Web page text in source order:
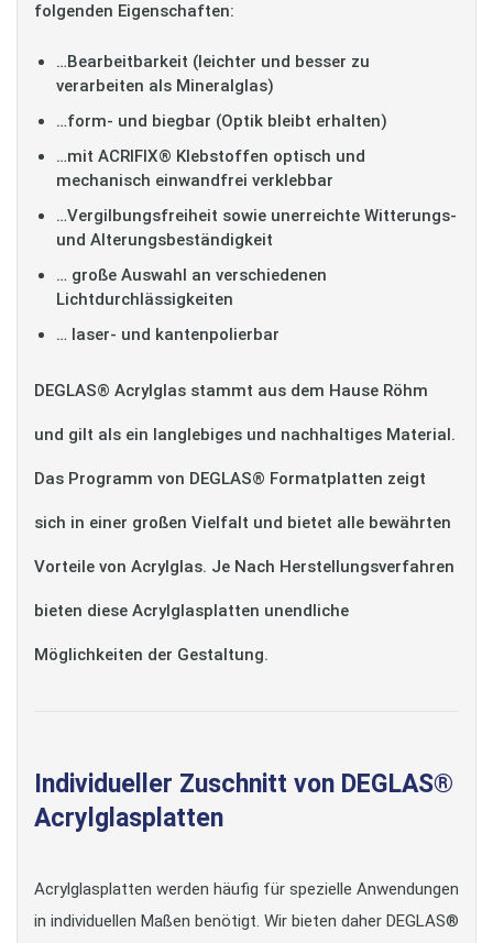
folgenden Eigenschaften:
…Bearbeitbarkeit (leichter und besser zu
verarbeiten als Mineralglas)
…form- und biegbar (Optik bleibt erhalten)
…mit ACRIFIX® Klebstoffen optisch und
mechanisch einwandfrei verklebbar
…Vergilbungsfreiheit sowie unerreichte Witterungs-
und Alterungsbeständigkeit
… große Auswahl an verschiedenen
Lichtdurchlässigkeiten
… laser- und kantenpolierbar
DEGLAS® Acrylglas stammt aus dem Hause Röhm
und gilt als ein langlebiges und nachhaltiges Material.
Das Programm von DEGLAS® Formatplatten zeigt
sich in einer großen Vielfalt und bietet alle bewährten
Vorteile von Acrylglas. Je Nach Herstellungsverfahren
bieten diese Acrylglasplatten unendliche
Möglichkeiten der Gestaltung.
Individueller Zuschnitt von DEGLAS®
Acrylglasplatten
Acrylglasplatten werden häufig für spezielle Anwendungen
in individuellen Maßen benötigt. Wir bieten daher DEGLAS®